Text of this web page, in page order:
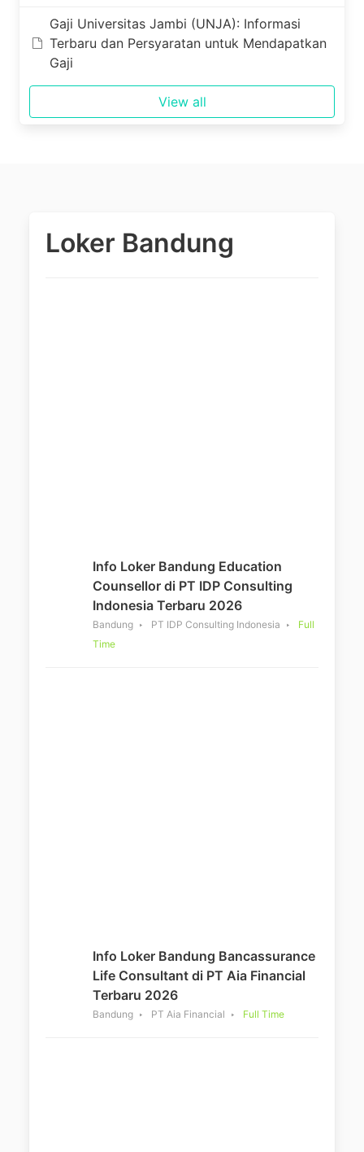
Gaji Universitas Jambi (UNJA): Informasi
Terbaru dan Persyaratan untuk Mendapatkan
Gaji
View all
Loker Bandung
Info Loker Bandung Education
Counsellor di PT IDP Consulting
Indonesia Terbaru 2026
Bandung PT IDP Consulting Indonesia
Full
Time
Info Loker Bandung Bancassurance
Life Consultant di PT Aia Financial
Terbaru 2026
Bandung PT Aia Financial Full Time